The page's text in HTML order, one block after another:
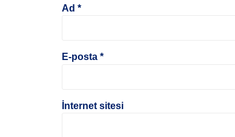
Ad *
E-posta *
İnternet sitesi